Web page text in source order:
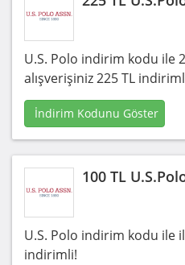
U.S. Polo indirim kodu ile
alışverişiniz 225 TL
İndirim Kodunu Göster
100 TL
U.S. Polo indirim kodu ile
indirimli!